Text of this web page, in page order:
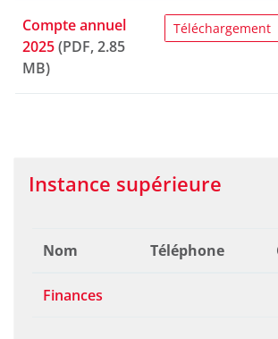
Compte annuel
2025(PDF, 2.85
MB)
Téléchargement
Instance supérieure
Nom Téléphone
Finances